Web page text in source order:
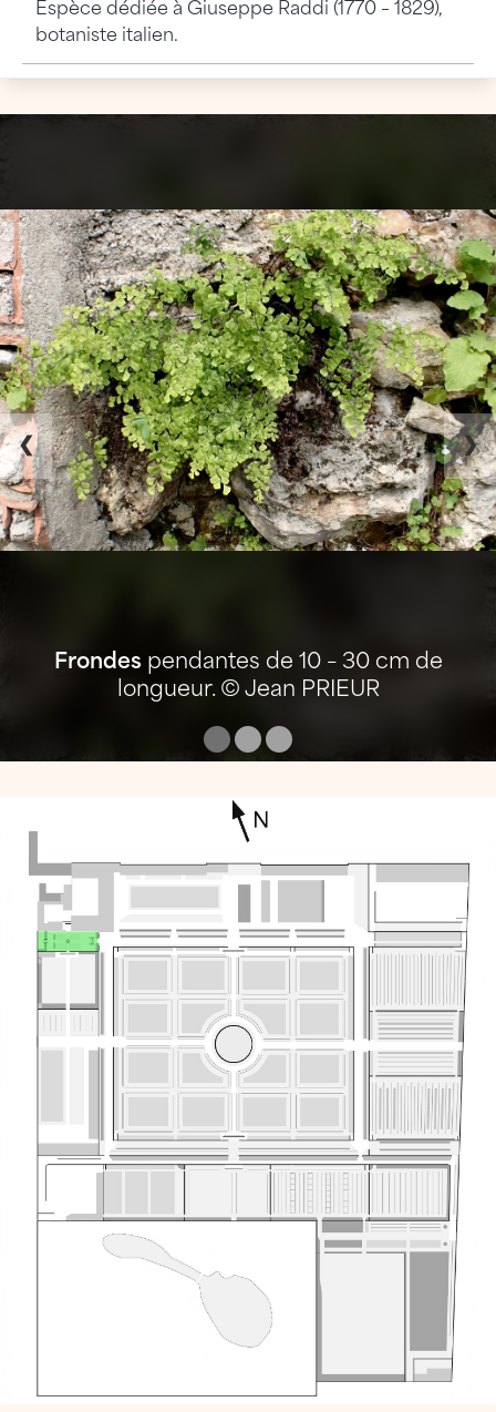
Espèce dédiée à Giuseppe Raddi (1770 – 1829),
botaniste italien.
Frondes pendantes de 10 – 30 cm de
longueur. © Jean PRIEUR
❮ ❯